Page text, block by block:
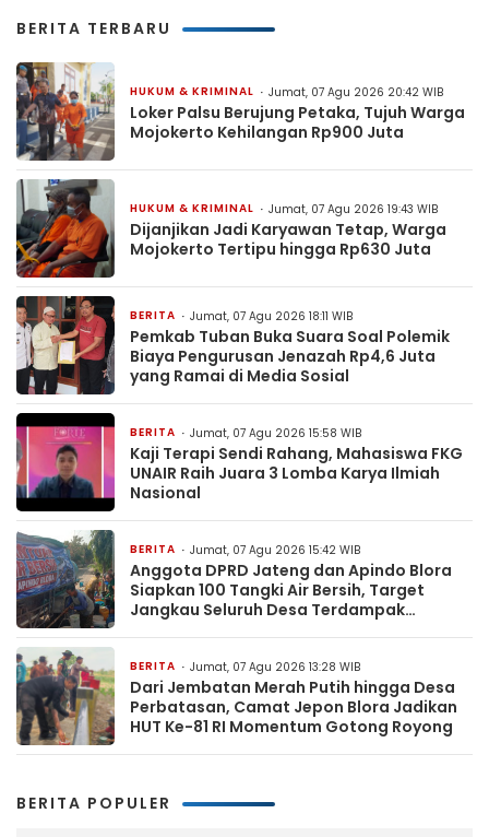
BERITA TERBARU
HUKUM & KRIMINAL Jumat, 07 Agu 2026 20:42 WIB
Loker Palsu Berujung Petaka, Tujuh Warga
Mojokerto Kehilangan Rp900 Juta
HUKUM & KRIMINAL Jumat, 07 Agu 2026 19:43 WIB
Dijanjikan Jadi Karyawan Tetap, Warga
Mojokerto Tertipu hingga Rp630 Juta
BERITA Jumat, 07 Agu 2026 18:11 WIB
Pemkab Tuban Buka Suara Soal Polemik
Biaya Pengurusan Jenazah Rp4,6 Juta
yang Ramai di Media Sosial
BERITA Jumat, 07 Agu 2026 15:58 WIB
Kaji Terapi Sendi Rahang, Mahasiswa FKG
UNAIR Raih Juara 3 Lomba Karya Ilmiah
Nasional
BERITA Jumat, 07 Agu 2026 15:42 WIB
Anggota DPRD Jateng dan Apindo Blora
Siapkan 100 Tangki Air Bersih, Target
Jangkau Seluruh Desa Terdampak
BERITA Jumat, 07 Agu 2026 13:28 WIB
Dari Jembatan Merah Putih hingga Desa
Perbatasan, Camat Jepon Blora Jadikan
HUT Ke-81 RI Momentum Gotong Royong
BERITA POPULER